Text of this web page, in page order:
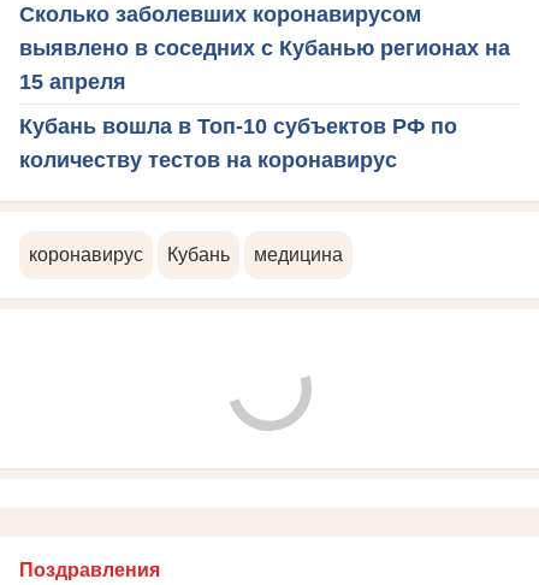
Сколько заболевших коронавирусом
выявлено в соседних с Кубанью регионах на
15 апреля
Кубань вошла в Топ-10 субъектов РФ по
количеству тестов на коронавирус
коронавирус Кубань медицина
Поздравления